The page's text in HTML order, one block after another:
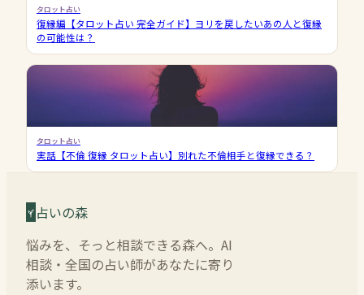
タロット占い
復縁編【タロット占い 完全ガイド】ヨリを戻したいあの人と復縁
の可能性は？
タロット占い
実話【不倫 復縁 タロット占い】別れた不倫相手と復縁できる？
占いの森
悩みを、そっと相談できる森へ。AI
相談・全国の占い師があなたに寄り
添います。